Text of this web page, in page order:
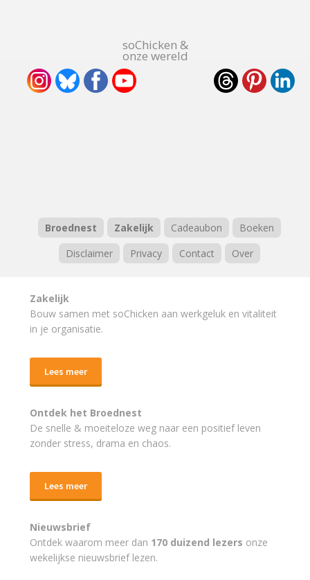
soChicken &
onze wereld
Broednest Zakelijk Cadeaubon
Boeken
Disclaimer
Privacy Contact Over
Zakelijk
Bouw samen met soChicken aan werkgeluk en vitaliteit
in je organisatie.
Lees meer
Ontdek het Broednest
De snelle & moeiteloze weg naar een positief leven
zonder stress, drama en chaos.
Lees meer
Nieuwsbrief
Ontdek waarom meer dan 170 duizend lezers onze
wekelijkse nieuwsbrief lezen.